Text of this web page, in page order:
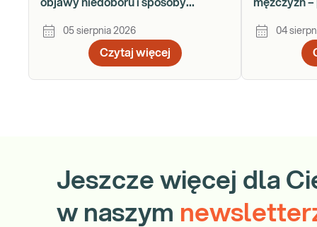
objawy niedoboru i sposoby
05 sierpnia 2026
Czytaj więcej
mężczyzn
04
Jeszcze więcej dla
w naszym